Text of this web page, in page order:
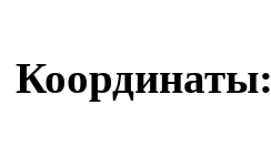
Координаты: